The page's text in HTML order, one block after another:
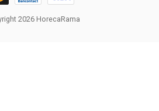
2026 HorecaRama